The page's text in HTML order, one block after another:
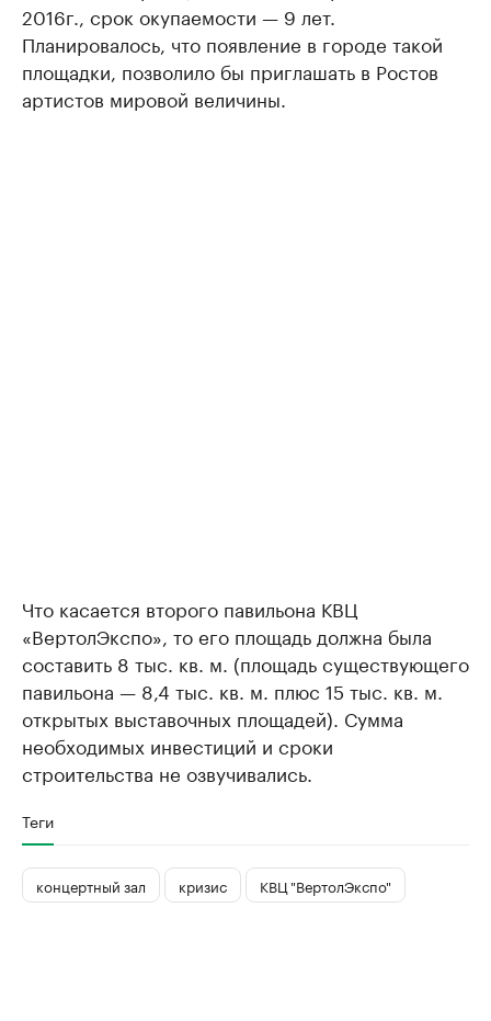
2016г., срок окупаемости — 9 лет.
Планировалось, что появление в городе такой
площадки, позволило бы приглашать в Ростов
артистов мировой величины.
Что касается второго павильона КВЦ
«ВертолЭкспо», то его площадь должна была
составить 8 тыс. кв. м. (площадь существующего
павильона — 8,4 тыс. кв. м. плюс 15 тыс. кв. м.
открытых выставочных площадей). Сумма
необходимых инвестиций и сроки
строительства не озвучивались.
Теги
концертный зал кризис КВЦ "ВертолЭкспо"